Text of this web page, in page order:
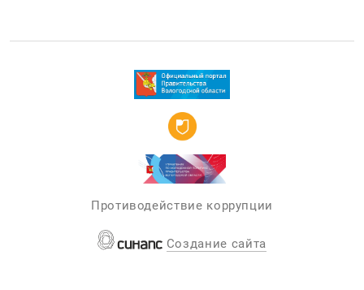
Противодействие коррупции
Создание сайта